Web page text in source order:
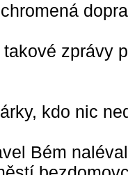
zprávy
kdo nic
Bém